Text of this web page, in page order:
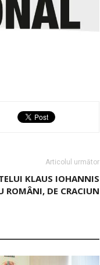
Articolul următor
KLAUS IOHANNIS
ROMÂNI, DE CRACIUN